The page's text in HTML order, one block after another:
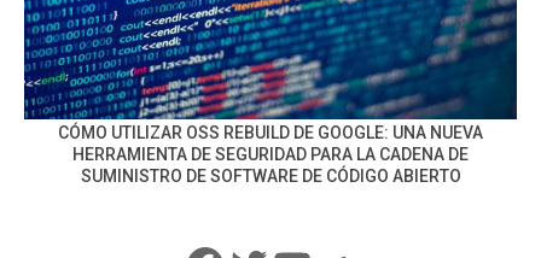
CÓMO UTILIZAR OSS REBUILD DE GOOGLE: UNA NUEVA
HERRAMIENTA DE SEGURIDAD PARA LA CADENA DE
SUMINISTRO DE SOFTWARE DE CÓDIGO ABIERTO